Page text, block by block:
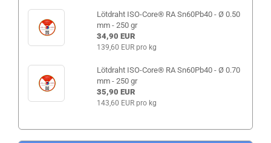
Lötdraht ISO-Core® RA Sn60Pb40 - Ø 0.50
mm - 250 gr
34,90 EUR
139,60 EUR pro kg
Lötdraht ISO-Core® RA Sn60Pb40 - Ø 0.70
mm - 250 gr
35,90 EUR
143,60 EUR pro kg